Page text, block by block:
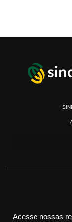
Acesse nossas